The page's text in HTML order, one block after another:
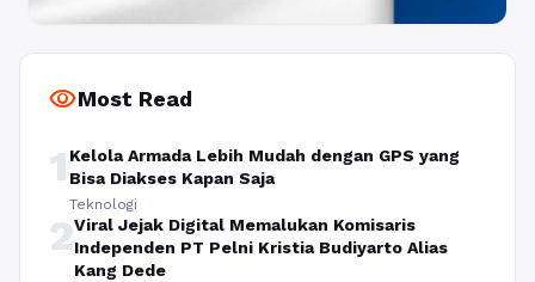
visibilityMost Read
1 Kelola Armada Lebih Mudah dengan GPS yang
Bisa Diakses Kapan Saja
Teknologi
2Viral Jejak Digital Memalukan Komisaris
Independen PT Pelni Kristia Budiyarto Alias
Kang Dede